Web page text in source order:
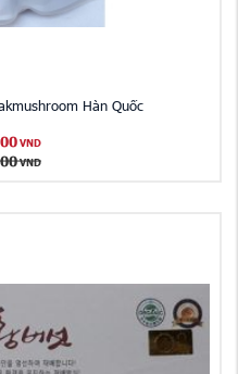
Hàn Quốc
VND
VND